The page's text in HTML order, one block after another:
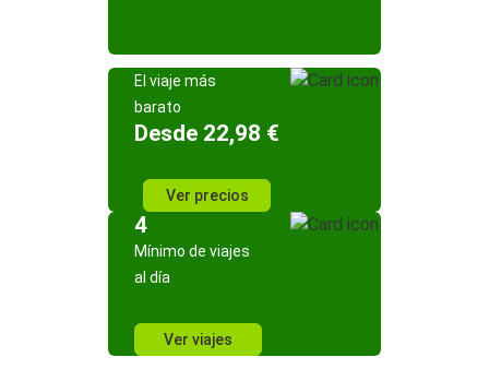
El viaje más
barato
Desde 22,98 €
Ver precios
4
Mínimo de viajes
al día
Ver viajes